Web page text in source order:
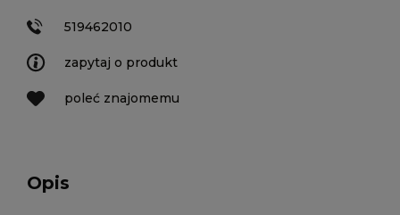
zapytaj o produkt
poleć znajomemu
519462010
Opis